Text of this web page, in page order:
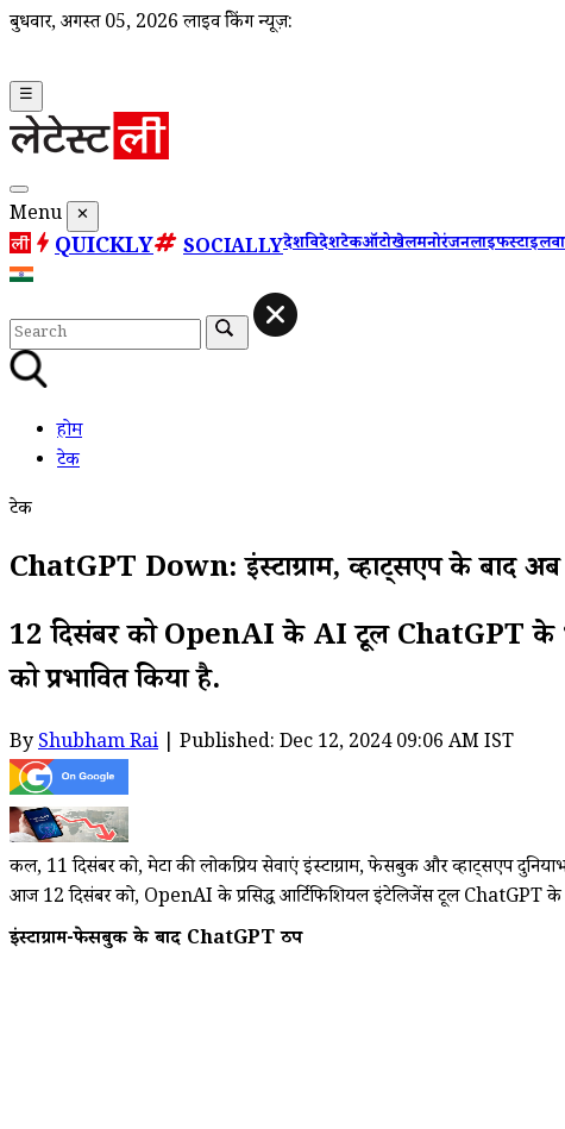
बुधवार, अगस्त 05, 2026 लाइव ब्रेकिंग न्यूज़:
☰
Menu ✕
QUICKLY SOCIALLYदेशविदेशटेकऑटोखेलमनोरंजनलाइफस्टाइल
होम
टेक
टेक
ChatGPT Down: इंस्टाग्राम, व्हाट्सएप के बाद
12 दिसंबर को OpenAI के AI टूल ChatGPT के
को प्रभावित किया है.
ByShubham Rai | Published: Dec 12, 2024 09:06 AM IST
कल, 11 दिसंबर को, मेटा की लोकप्रिय सेवाएं इंस्टाग्राम, फेसबुक और व्हाट्सएप
आज 12 दिसंबर को, OpenAI के प्रसिद्ध आर्टिफिशियल इंटेलिजेंस टूल ChatGPT
इंस्टाग्राम-फेसबुक के बाद ChatGPT ठप